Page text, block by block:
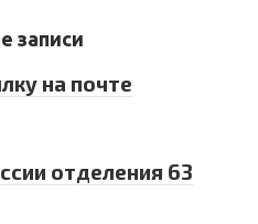
записи
на почте
отделения 63